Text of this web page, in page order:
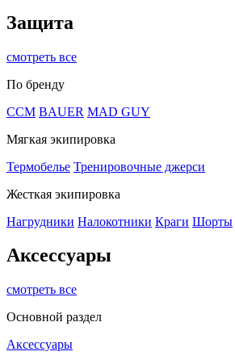
Защита
смотреть все
По бренду
CCM BAUER MAD GUY
Мягкая экипировка
Термобелье Тренировочные джерси
Жесткая экипировка
Нагрудники Налокотники Краги Шорты
Аксессуары
смотреть все
Основной раздел
Аксессуары